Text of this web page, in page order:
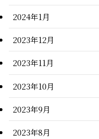
2024年1月
2023年12月
2023年11月
2023年10月
2023年9月
2023年8月